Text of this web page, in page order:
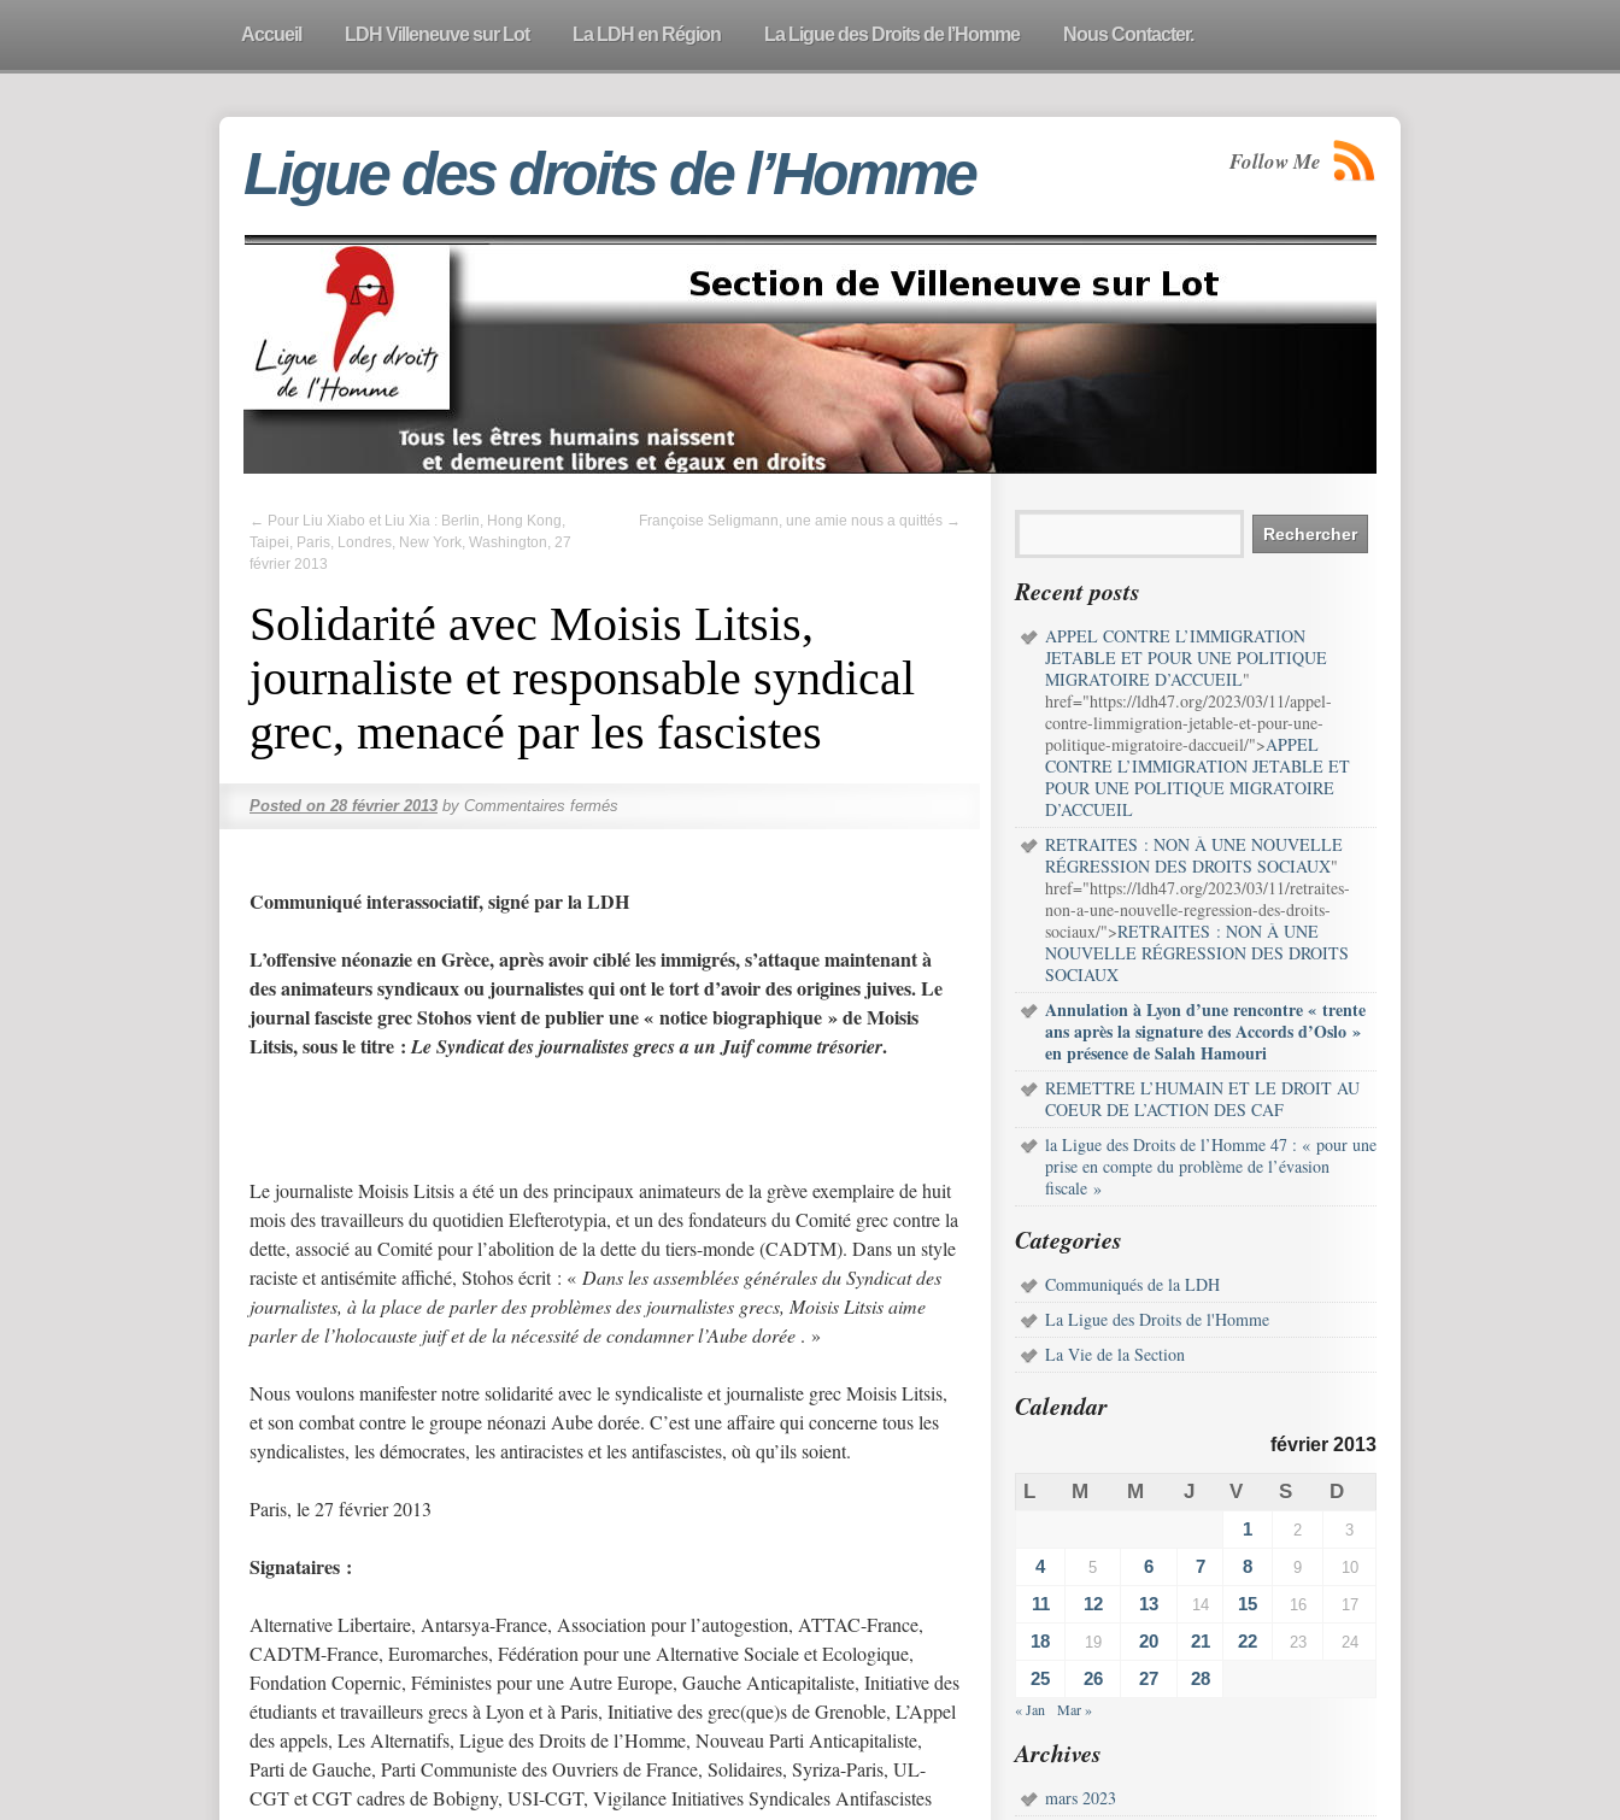
Accueil LDH Villeneuve sur Lot La LDH en Région La Ligue des Droits de l’Homme Nous Contacter.
Ligue des droits de l’Homme Follow Me
← Pour Liu Xiabo et Liu Xia : Berlin, Hong Kong,
Taipei, Paris, Londres, New York, Washington, 27
février 2013
Françoise Seligmann, une amie nous a quittés →
Solidarité avec Moisis Litsis,
journaliste et responsable syndical
grec, menacé par les fascistes
Posted on 28 février 2013 by Commentaires fermés
Communiqué interassociatif, signé par la LDH
L’offensive néonazie en Grèce, après avoir ciblé les immigrés, s’attaque maintenant à
des animateurs syndicaux ou journalistes qui ont le tort d’avoir des origines juives. Le
journal fasciste grec Stohos vient de publier une « notice biographique » de Moisis
Litsis, sous le titre :Le Syndicat des journalistes grecs a un Juif comme trésorier.
Le journaliste Moisis Litsis a été un des principaux animateurs de la grève exemplaire de huit
mois des travailleurs du quotidien Elefterotypia, et un des fondateurs du Comité grec contre la
dette, associé au Comité pour l’abolition de la dette du tiers-monde (CADTM). Dans un style
raciste et antisémite affiché, Stohos écrit : « Dans les assemblées générales du Syndicat des
journalistes, à la place de parler des problèmes des journalistes grecs, Moisis Litsis aime
parler de l’holocauste juif et de la nécessité de condamner l’Aube dorée . »
Nous voulons manifester notre solidarité avec le syndicaliste et journaliste grec Moisis Litsis,
et son combat contre le groupe néonazi Aube dorée. C’est une affaire qui concerne tous les
syndicalistes, les démocrates, les antiracistes et les antifascistes, où qu’ils soient.
Paris, le 27 février 2013
Signataires :
Alternative Libertaire, Antarsya-France, Association pour l’autogestion, ATTAC-France,
CADTM-France, Euromarches, Fédération pour une Alternative Sociale et Ecologique,
Fondation Copernic, Féministes pour une Autre Europe, Gauche Anticapitaliste, Initiative des
étudiants et travailleurs grecs à Lyon et à Paris, Initiative des grec(que)s de Grenoble, L’Appel
des appels, Les Alternatifs, Ligue des Droits de l’Homme, Nouveau Parti Anticapitaliste,
Parti de Gauche, Parti Communiste des Ouvriers de France, Solidaires, Syriza-Paris, UL-
CGT et CGT cadres de Bobigny, USI-CGT, Vigilance Initiatives Syndicales Antifascistes
Recent posts
APPEL CONTRE L’IMMIGRATION
JETABLE ET POUR UNE POLITIQUE
MIGRATOIRE D’ACCUEIL"
href="https://ldh47.org/2023/03/11/appel-
contre-limmigration-jetable-et-pour-une-
politique-migratoire-daccueil/">APPEL
CONTRE L’IMMIGRATION JETABLE ET
POUR UNE POLITIQUE MIGRATOIRE
D’ACCUEIL
RETRAITES : NON À UNE NOUVELLE
RÉGRESSION DES DROITS SOCIAUX"
href="https://ldh47.org/2023/03/11/retraites-
non-a-une-nouvelle-regression-des-droits-
sociaux/">RETRAITES : NON À UNE
NOUVELLE RÉGRESSION DES DROITS
SOCIAUX
Annulation à Lyon d’une rencontre « trente
ans après la signature des Accords d’Oslo »
en présence de Salah Hamouri
REMETTRE L’HUMAIN ET LE DROIT AU
COEUR DE L’ACTION DES CAF
la Ligue des Droits de l’Homme 47 : « pour une
prise en compte du problème de l’évasion
fiscale »
Categories
Communiqués de la LDH
La Ligue des Droits de l'Homme
La Vie de la Section
Calendar
février 2013
L M M J V S D
1 2 3
4 5 6 7 8 9 10
11 12 13 14 15 16 17
18 19 20 21 22 23 24
25 26 27 28
« Jan Mar »
Archives
mars 2023